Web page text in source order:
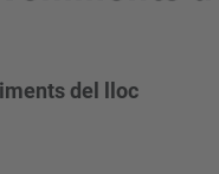
del lloc